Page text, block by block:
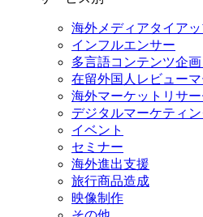
海外メディアタイア
インフルエンサー
多言語コンテンツ企
在留外国⼈レビュー
海外マーケットリサー
デジタルマーケティ
イベント
セミナー
海外進出支援
旅行商品造成
映像制作